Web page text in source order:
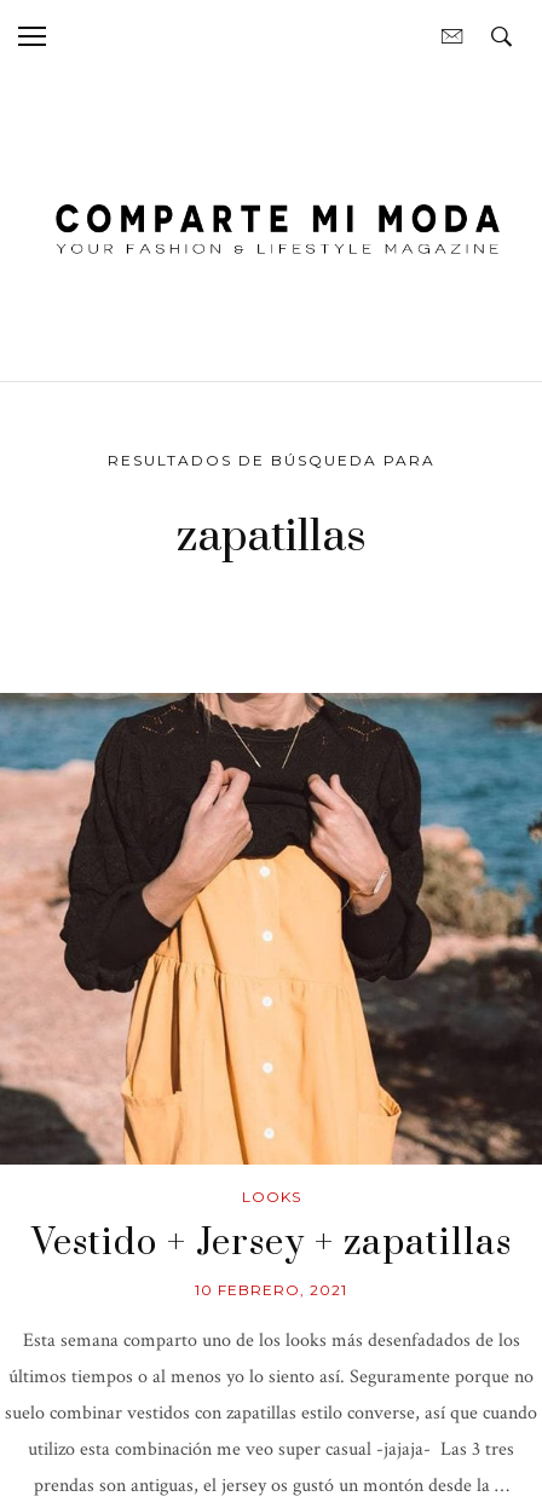
RESULTADOS DE BÚSQUEDA PARA
zapatillas
LOOKS
Vestido + Jersey + zapatillas
10 FEBRERO, 2021
Esta semana comparto uno de los looks más desenfadados de los
últimos tiempos o al menos yo lo siento así. Seguramente porque no
suelo combinar vestidos con zapatillas estilo converse, así que cuando
utilizo esta combinación me veo super casual -jajaja- Las 3 tres
prendas son antiguas, el jersey os gustó un montón desde la …